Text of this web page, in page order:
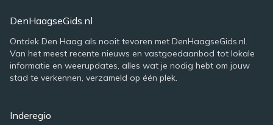
DenHaagseGids.nl
Ontdek Den Haag als nooit tevoren met DenHaagseGids.nl.
Van het meest recente nieuws en vastgoedaanbod tot lokale
informatie en weerupdates, alles wat je nodig hebt om jouw
stad te verkennen, verzameld op één plek.
Inderegio